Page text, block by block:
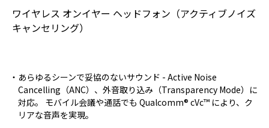
ワイヤレス オンイヤー ヘッドフォン（アクティブノイズ
キャンセリング）
あらゆるシーンで妥協のないサウンド - Active Noise
Cancelling（ANC）、外音取り込み（Transparency Mode）に
対応。 モバイル会議や通話でも Qualcomm® cVc™ により、ク
リアな音声を実現。